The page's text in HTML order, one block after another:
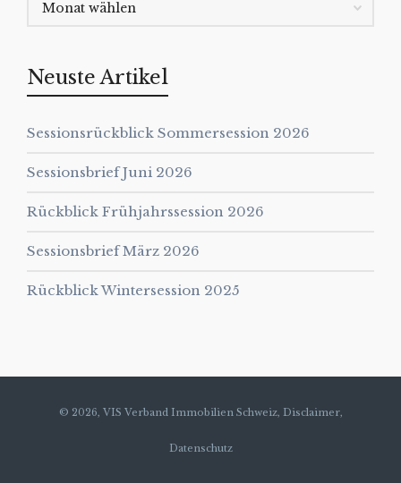
Neuste Artikel
Sessionsrückblick Sommersession 2026
Sessionsbrief Juni 2026
Rückblick Frühjahrssession 2026
Sessionsbrief März 2026
Rückblick Wintersession 2025
© 2026, VIS Verband Immobilien Schweiz, Disclaimer,
Datenschutz